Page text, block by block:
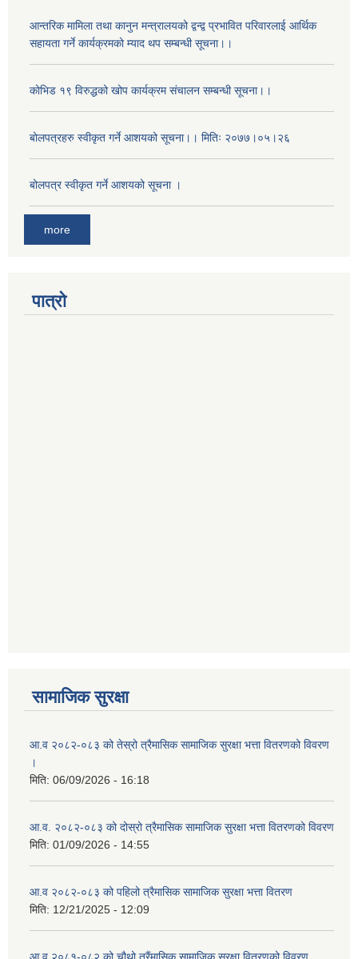
आन्तरिक मामिला तथा कानुन मन्त्रालयको द्वन्द्व प्रभावित परिवारलाई आर्थिक
सहायता गर्ने कार्यक्रमको म्याद थप सम्बन्धी सूचना।।
कोभिड १९ विरुद्धको खोप कार्यक्रम संचालन सम्बन्धी सूचना।।
बोलपत्रहरु स्वीकृत गर्ने आशयको सूचना।। मितिः २०७७।०५।२६
बोलपत्र स्वीकृत गर्ने आशयको सूचना ।
more
पात्रो
सामाजिक सुरक्षा
आ.व २०८२-०८३ को तेस्रो त्रैमासिक सामाजिक सुरक्षा भत्ता वितरणको विवरण
।
मिति: 06/09/2026 - 16:18
आ.व. २०८२-०८३ को दोस्रो त्रैमासिक सामाजिक सुरक्षा भत्ता वितरणको विवरण
मिति: 01/09/2026 - 14:55
आ.व २०८२-०८३ को पहिलो त्रैमासिक सामाजिक सुरक्षा भत्ता वितरण
मिति: 12/21/2025 - 12:09